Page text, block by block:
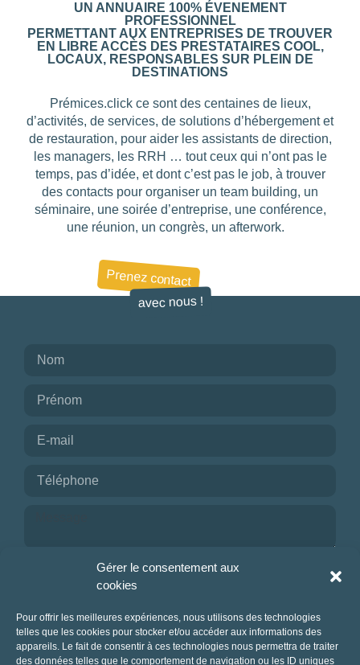
Gérer le consentement aux
cookies
Pour offrir les meilleures expériences, nous utilisons des technologies
telles que les cookies pour stocker et/ou accéder aux informations des
appareils. Le fait de consentir à ces technologies nous permettra de traiter
des données telles que le comportement de navigation ou les ID uniques
UN ANNUAIRE 100% ÉVENEMENT
PROFESSIONNEL
PERMETTANT AUX ENTREPRISES DE TROUVER
EN LIBRE ACCÈS DES PRESTATAIRES COOL,
LOCAUX, RESPONSABLES SUR PLEIN DE
DESTINATIONS
Prémices.click ce sont des centaines de lieux,
d’activités, de services, de solutions d’hébergement et
de restauration, pour aider les assistants de direction,
les managers, les RRH … tout ceux qui n’ont pas le
temps, pas d’idée, et dont c’est pas le job, à trouver
des contacts pour organiser un team building, un
séminaire, une soirée d’entreprise, une conférence,
une réunion, un congrès, un afterwork.
Prenez contact
avec nous !
Je reconnais avoir pris connaissance de la
politique de confidentialité.
NOUS CONTACTER